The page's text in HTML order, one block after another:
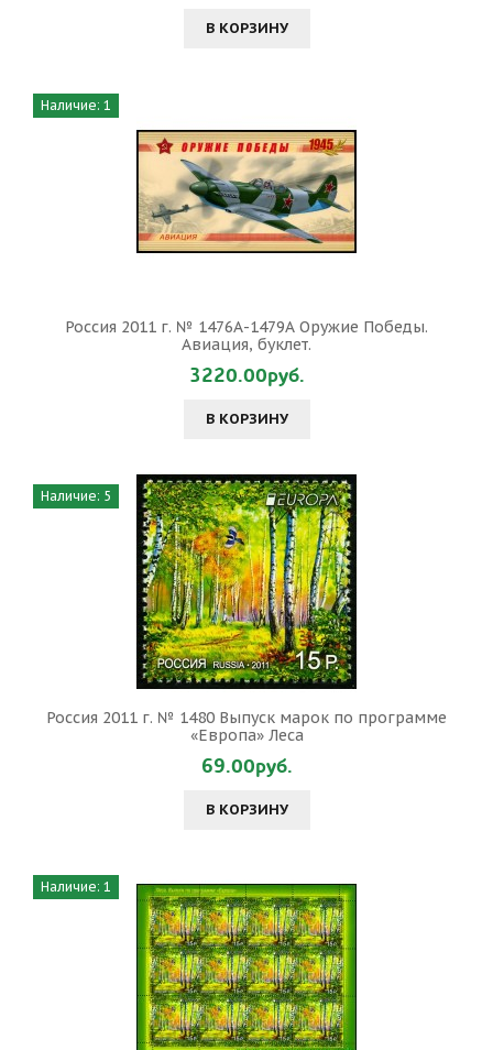
В КОРЗИНУ
Наличие: 1
Россия 2011 г. № 1476А-1479А Оружие Победы.
Авиация, буклет.
3220.00руб.
В КОРЗИНУ
Наличие: 5
Россия 2011 г. № 1480 Выпуск марок по программе
«Европа» Леса
69.00руб.
В КОРЗИНУ
Наличие: 1